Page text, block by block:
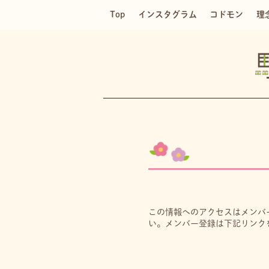
Top インスタグラム コドモン 理
この情報へのアクセスはメン
い。メンバー登録は下記リンク